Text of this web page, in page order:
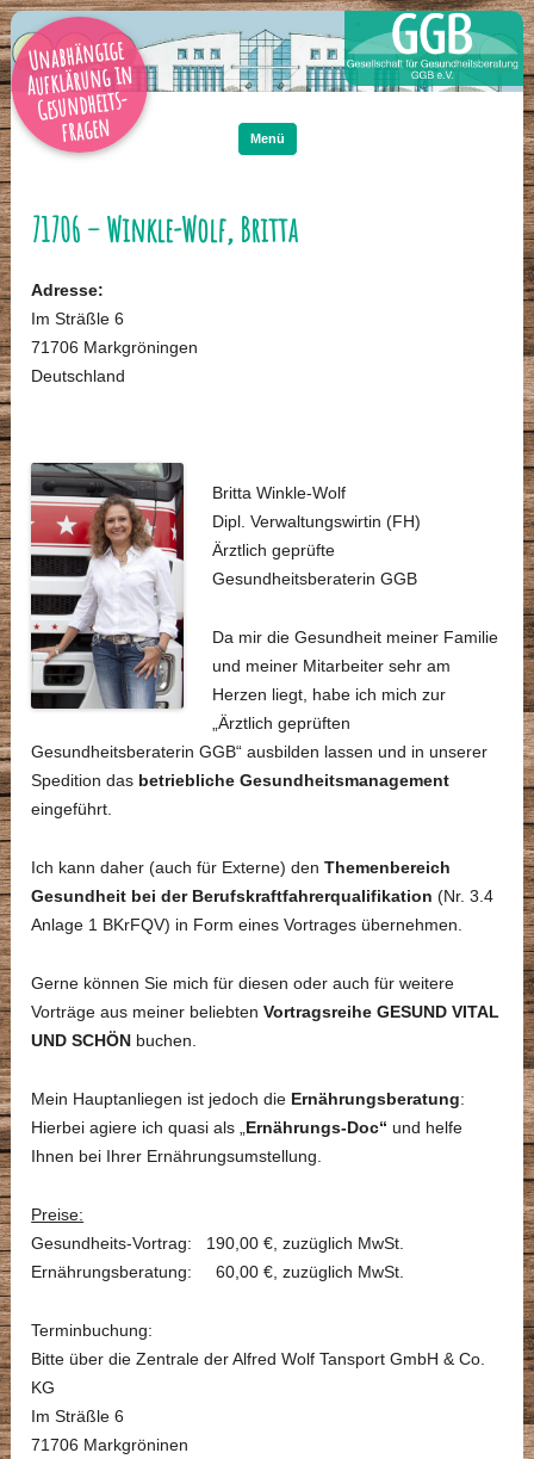
Unabhängige
Aufklärung in
Gesundheits-
fragen Menü
71706 – Winkle-Wolf, Britta
Adresse:
Im Sträßle 6
71706 Markgröningen
Deutschland
Britta Winkle-Wolf
Dipl. Verwaltungswirtin (FH)
Ärztlich geprüfte
Gesundheitsberaterin GGB
Da mir die Gesundheit meiner Familie
und meiner Mitarbeiter sehr am
Herzen liegt, habe ich mich zur
„Ärztlich geprüften
Gesundheitsberaterin GGB“ ausbilden lassen und in unserer
Spedition das betriebliche Gesundheitsmanagement
eingeführt.
Ich kann daher (auch für Externe) denThemenbereich
Gesundheit bei der Berufskraftfahrerqualifikation (Nr. 3.4
Anlage 1 BKrFQV) in Form eines Vortrages übernehmen.
Gerne können Sie mich für diesen oder auch für weitere
Vorträge aus meiner beliebtenVortragsreihe GESUND VITAL
UND SCHÖN buchen.
Mein Hauptanliegen ist jedoch die Ernährungsberatung:
Hierbei agiere ich quasi als „Ernährungs-Doc“ und helfe
Ihnen bei Ihrer Ernährungsumstellung.
Preise:
Gesundheits-Vortrag: 190,00 €, zuzüglich MwSt.
Ernährungsberatung: 60,00 €, zuzüglich MwSt.
Terminbuchung:
Bitte über die Zentrale der Alfred Wolf Tansport GmbH & Co.
KG
Im Sträßle 6
71706 Markgröninen